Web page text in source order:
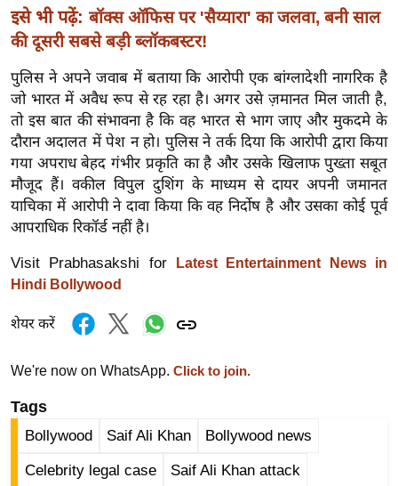
ज
ग
त
ऑ
टो
व
र्ल्ड
न्यू
ज
ब्री
म
रं
न
ग
त
बॉ
इसे भी पढ़ें: बॉक्स ऑफिस पर 'सैय्यारा' का जलवा, बनी साल
की दूसरी सबसे बड़ी ब्लॉकबस्टर!
पुलिस ने अपने जवाब में बताया कि आरोपी एक बांग्लादेशी नागरिक है
जो भारत में अवैध रूप से रह रहा है। अगर उसे ज़मानत मिल जाती है,
तो इस बात की संभावना है कि वह भारत से भाग जाए और मुकदमे के
दौरान अदालत में पेश न हो। पुलिस ने तर्क दिया कि आरोपी द्वारा किया
गया अपराध बेहद गंभीर प्रकृति का है और उसके खिलाफ पुख्ता सबूत
मौजूद हैं। वकील विपुल दुशिंग के माध्यम से दायर अपनी जमानत
याचिका में आरोपी ने दावा किया कि वह निर्दोष है और उसका कोई पूर्व
आपराधिक रिकॉर्ड नहीं है।
Visit Prabhasakshi for
Latest Entertainment News in
Hindi Bollywood
शेयर करें
We're now on WhatsApp. Click to join.
Tags
Bollywood Saif Ali Khan Bollywood news
Celebrity legal case Saif Ali Khan attack